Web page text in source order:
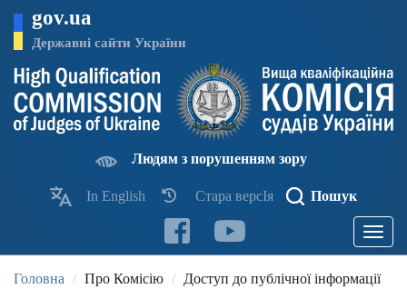
основного
матеріалу
gov.ua
Державні сайти України
Людям з порушенням зору
In English Стара версІя Пошук
Toggle
Головна Про Комісію
Доступ до публічної інформації